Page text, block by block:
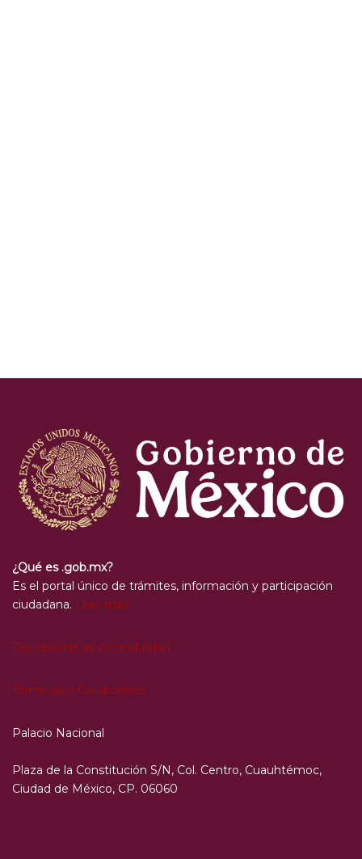
¿Qué es .gob.mx?
Es el portal único de trámites, información y participación
ciudadana. Leer más
Declaración de Accesibilidad
Términos y Condiciones
Palacio Nacional
Plaza de la Constitución S/N, Col. Centro, Cuauhtémoc,
Ciudad de México, CP. 06060